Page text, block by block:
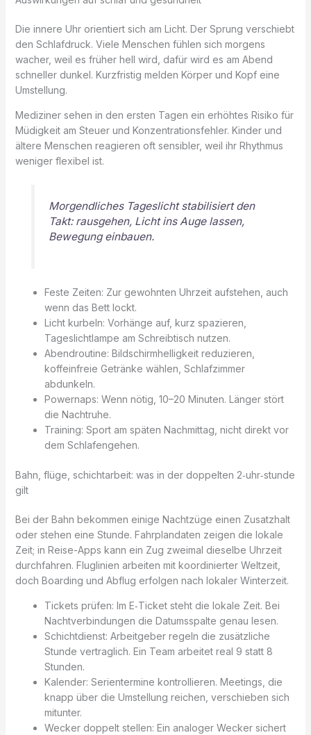
Die innere Uhr orientiert sich am Licht. Der Sprung verschiebt
den Schlafdruck. Viele Menschen fühlen sich morgens
wacher, weil es früher hell wird, dafür wird es am Abend
schneller dunkel. Kurzfristig melden Körper und Kopf eine
Umstellung.
Mediziner sehen in den ersten Tagen ein erhöhtes Risiko für
Müdigkeit am Steuer und Konzentrationsfehler. Kinder und
ältere Menschen reagieren oft sensibler, weil ihr Rhythmus
weniger flexibel ist.
Morgendliches Tageslicht stabilisiert den
Takt: rausgehen, Licht ins Auge lassen,
Bewegung einbauen.
Feste Zeiten: Zur gewohnten Uhrzeit aufstehen, auch
wenn das Bett lockt.
Licht kurbeln: Vorhänge auf, kurz spazieren,
Tageslichtlampe am Schreibtisch nutzen.
Abendroutine: Bildschirmhelligkeit reduzieren,
koffeinfreie Getränke wählen, Schlafzimmer
abdunkeln.
Powernaps: Wenn nötig, 10–20 Minuten. Länger stört
die Nachtruhe.
Training: Sport am späten Nachmittag, nicht direkt vor
dem Schlafengehen.
Bahn, flüge, schichtarbeit: was in der doppelten 2‑uhr‑stunde
gilt
Bei der Bahn bekommen einige Nachtzüge einen Zusatzhalt
oder stehen eine Stunde. Fahrplandaten zeigen die lokale
Zeit; in Reise-Apps kann ein Zug zweimal dieselbe Uhrzeit
durchfahren. Fluglinien arbeiten mit koordinierter Weltzeit,
doch Boarding und Abflug erfolgen nach lokaler Winterzeit.
Tickets prüfen: Im E‑Ticket steht die lokale Zeit. Bei
Nachtverbindungen die Datumsspalte genau lesen.
Schichtdienst: Arbeitgeber regeln die zusätzliche
Stunde vertraglich. Ein Team arbeitet real 9 statt 8
Stunden.
Kalender: Serientermine kontrollieren. Meetings, die
knapp über die Umstellung reichen, verschieben sich
mitunter.
Wecker doppelt stellen: Ein analoger Wecker sichert